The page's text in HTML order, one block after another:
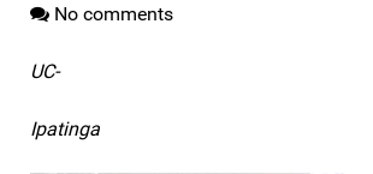
No comments
UC-
Ipatinga